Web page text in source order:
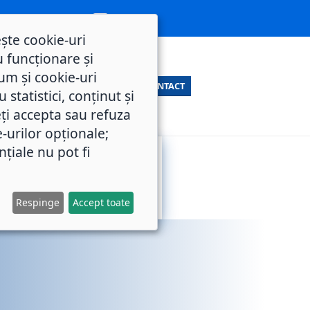
CONTACT
cookie-uri
funcționare și
și cookie-uri
statistici, conținut și
accepta sau refuza
urilor opționale;
nu pot fi
Respinge Accept toate